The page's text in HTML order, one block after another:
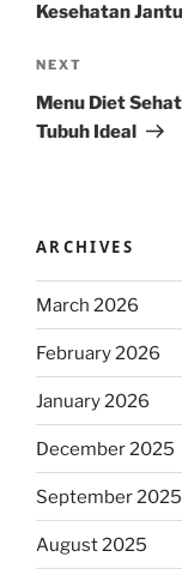
Kesehatan
Next
Post
NEXT
Menu Diet
Tubuh Ideal
ARCHIVES
March 2026
February 2026
January 2026
December 2025
September 2025
August 2025